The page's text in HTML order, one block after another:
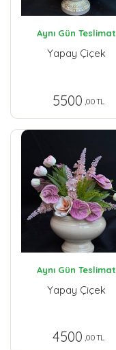
Aynı Gün Teslimat
Yapay Çiçek
5500 ,00 TL
Aynı Gün Teslimat
Yapay Çiçek
4500 ,00 TL